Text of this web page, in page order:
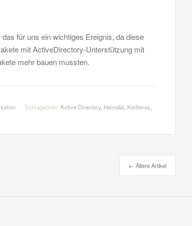
für uns ein wichtiges Ereignis, da diese
mit ActiveDirectory-Unterstützung mit
mehr bauen mussten.
Schlagwörter Active Directory, Heimdal, Kerberos,
← Ältere Artikel